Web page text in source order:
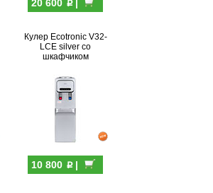
20 600 p|
Кулер Ecotronic V32-
LCE silver со
шкафчиком
10 800 p|